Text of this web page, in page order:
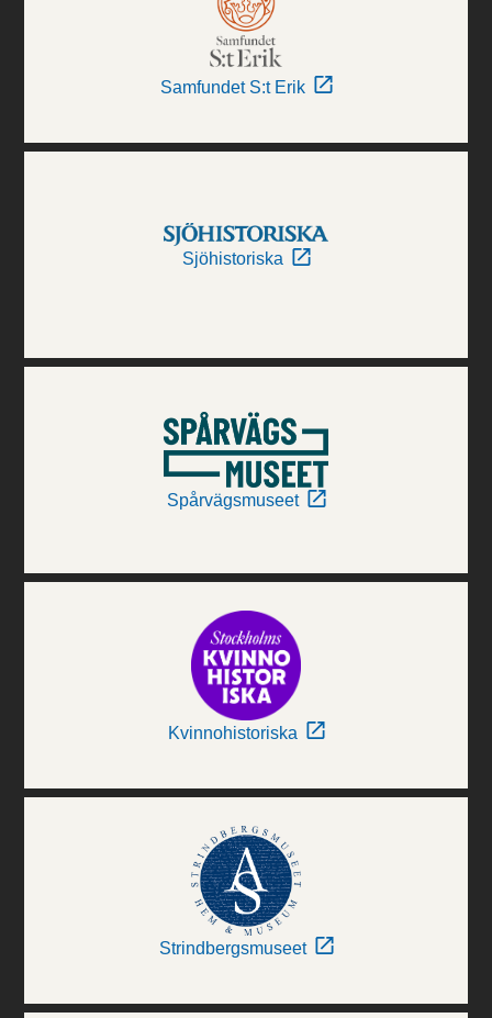
Samfundet S:t Erik
Sjöhistoriska
Spårvägsmuseet
Kvinnohistoriska
Strindbergsmuseet